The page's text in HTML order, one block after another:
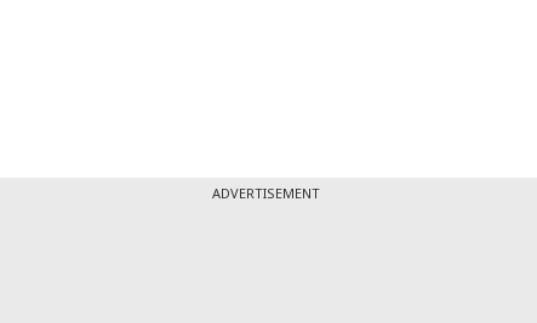
ADVERTISEMENT